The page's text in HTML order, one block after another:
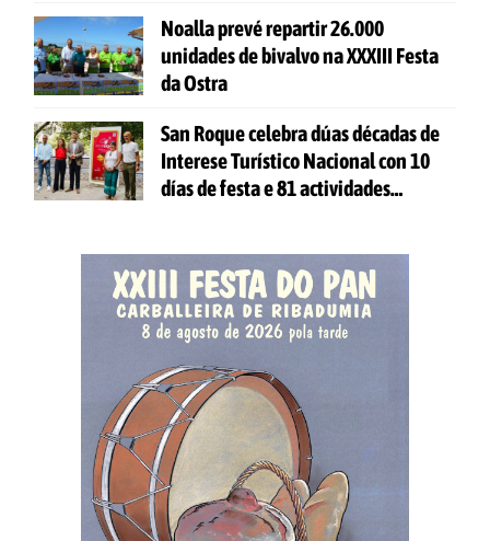
Noalla prevé repartir 26.000
unidades de bivalvo na XXXIII Festa
da Ostra
San Roque celebra dúas décadas de
Interese Turístico Nacional con 10
días de festa e 81 actividades